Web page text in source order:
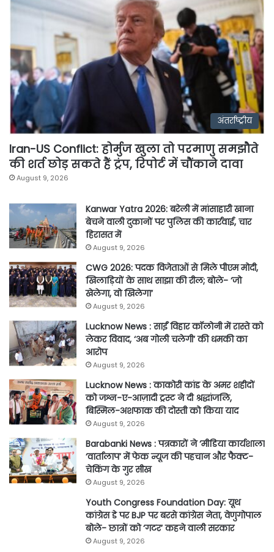
अंतर्राष्ट्रीय
Iran-US Conflict: होर्मुज खुला तो परमाणु समझौते
की शर्त छोड़ सकते हैं ट्रंप, रिपोर्ट में चौंकाने दावा
August 9, 2026
Kanwar Yatra 2026: बरेली में मांसाहारी खाना
बेचने वाली दुकानों पर पुलिस की कार्रवाई, चार
हिरासत में
August 9, 2026
CWG 2026: पदक विजेताओं से मिले पीएम मोदी,
खिलाड़ियों के साथ साझा की रील; बोले- ‘जो
खेलेगा, वो खिलेगा’
August 9, 2026
Lucknow News : साईं विहार कॉलोनी में रास्ते को
लेकर विवाद, ‘अब गोली चलेगी’ की धमकी का
आरोप
August 9, 2026
Lucknow News : काकोरी कांड के अमर शहीदों
को जश्न-ए-आज़ादी ट्रस्ट ने दी श्रद्धांजलि,
बिस्मिल-अशफाक की दोस्ती को किया याद
August 9, 2026
Barabanki News : पत्रकारों ने ‘मीडिया कार्यशाला
‘वार्तालाप’ में फेक न्यूज की पहचान और फैक्ट-
चेकिंग के गुर सीख
August 9, 2026
Youth Congress Foundation Day: यूथ
कांग्रेस डे पर BJP पर बरसे कांग्रेस नेता, वेणुगोपाल
बोले- छात्रों को ‘गटर’ कहने वाली सरकार
August 9, 2026